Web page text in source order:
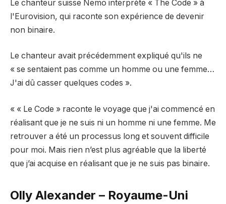
Le chanteur suisse Nemo interprète « The Code » à
l'Eurovision, qui raconte son expérience de devenir
non binaire.
Le chanteur avait précédemment expliqué qu'ils ne
« se sentaient pas comme un homme ou une femme…
J'ai dû casser quelques codes ».
« « Le Code » raconte le voyage que j'ai commencé en
réalisant que je ne suis ni un homme ni une femme. Me
retrouver a été un processus long et souvent difficile
pour moi. Mais rien n’est plus agréable que la liberté
que j’ai acquise en réalisant que je ne suis pas binaire.
Olly Alexander – Royaume-Uni